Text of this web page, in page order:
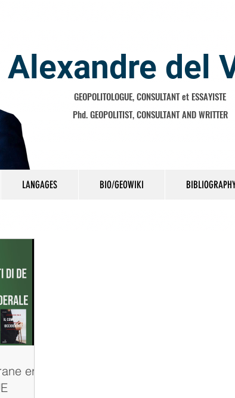
Alexandre del
GEOPOLITOLOGUE, CONSULTANT et ESSAYISTE
Phd. GEOPOLITIST, CONSULTANT AND WRITTER
LANGAGES BIO/GEOWIKI
era